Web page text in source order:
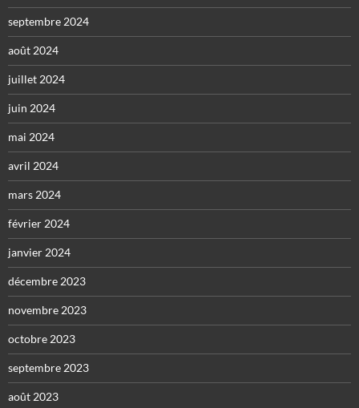
septembre 2024
août 2024
juillet 2024
juin 2024
mai 2024
avril 2024
mars 2024
février 2024
janvier 2024
décembre 2023
novembre 2023
octobre 2023
septembre 2023
août 2023